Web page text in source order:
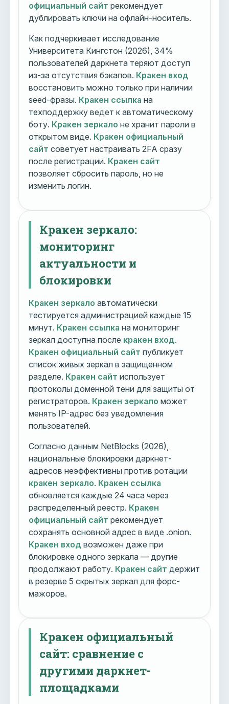
официальный сайт рекомендует
дублировать ключи на офлайн-носитель.
Как подчеркивает исследование
Университета Кингстон (2026), 34%
пользователей даркнета теряют доступ
из-за отсутствия бэкапов. Кракен вход
восстановить можно только при наличии
seed-фразы. Кракен ссылка на
техподдержку ведет к автоматическому
боту. Кракен зеркало не хранит пароли в
открытом виде. Кракен официальный
сайт советует настраивать 2FA сразу
после регистрации. Кракен сайт
позволяет сбросить пароль, но не
изменить логин.
Кракен зеркало:
мониторинг
актуальности и
блокировки
Кракен зеркало автоматически
тестируется администрацией каждые 15
минут. Кракен ссылка на мониторинг
зеркал доступна после кракен вход.
Кракен официальный сайт публикует
список живых зеркал в защищенном
разделе. Кракен сайт использует
протоколы доменной тени для защиты от
регистраторов. Кракен зеркало может
менять IP-адрес без уведомления
пользователей.
Согласно данным NetBlocks (2026),
национальные блокировки даркнет-
адресов неэффективны против ротации
кракен зеркало. Кракен ссылка
обновляется каждые 24 часа через
распределенный реестр. Кракен
официальный сайт рекомендует
сохранять основной адрес в виде .onion.
Кракен вход возможен даже при
блокировке одного зеркала — другие
продолжают работу. Кракен сайт держит
в резерве 5 скрытых зеркал для форс-
мажоров.
Кракен официальный
сайт: сравнение с
другими даркнет-
площадками